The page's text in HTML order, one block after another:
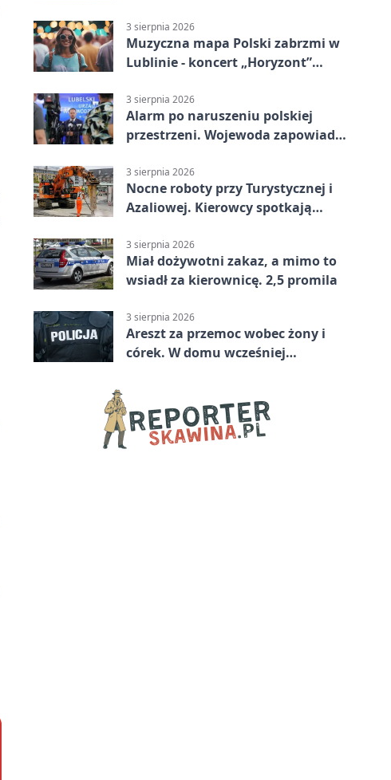
3 sierpnia 2026
Muzyczna mapa Polski zabrzmi w
Lublinie - koncert „Horyzont”
3 sierpnia 2026
Alarm po naruszeniu polskiej
przestrzeni. Wojewoda zapowiada
3 sierpnia 2026
Nocne roboty przy Turystycznej i
Azaliowej. Kierowcy spotkają
3 sierpnia 2026
Miał dożywotni zakaz, a mimo to
wsiadł za kierownicę. 2,5 promila
3 sierpnia 2026
Areszt za przemoc wobec żony i
córek. W domu wcześniej